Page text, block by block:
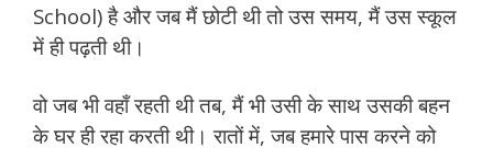
School) है और जब मैं छोटी थी तो उस समय, मैं उस स्कूल
में ही पढ़ती थी।
वो जब भी वहाँ रहती थी तब, मैं भी उसी के साथ उसकी बहन
के घर ही रहा करती थी। रातों में, जब हमारे पास करने को